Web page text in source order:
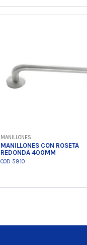
MANILLONES
MANILLONES CON ROSETA
REDONDA 400MM
COD 5810